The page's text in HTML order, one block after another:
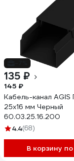
135 ₽
145 ₽
Кабель-канал AGIS
25x16 мм Черный
60.03.25.16.200
4.4(68)
В корзину